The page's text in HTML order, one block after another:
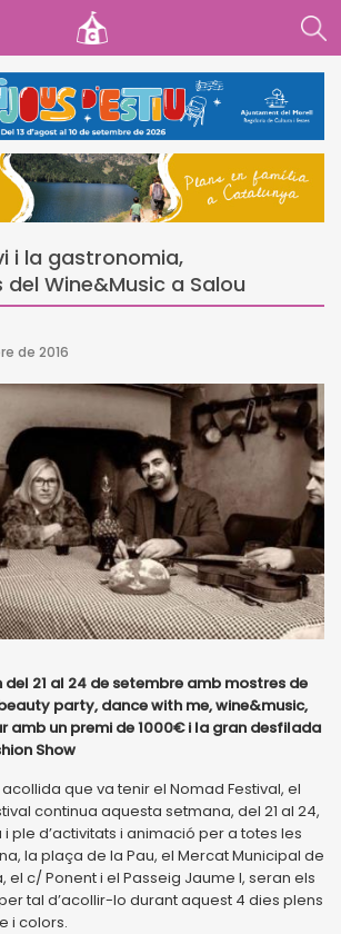
i la gastronomia,
Wine&Music a Salou
de 2016
del 21 al 24 de setembre amb mostres de
party, dance with me, wine&music,
amb un premi de 1000€ i la gran desfilada
Show
que va tenir el Nomad Festival, el
continua aquesta setmana, del 21 al 24,
ple d’activitats i animació per a totes les
la plaça de la Pau, el Mercat Municipal de
el c/ Ponent i el Passeig Jaume I, seran els
tal d’acollir-lo durant aquest 4 dies plens
i colors.